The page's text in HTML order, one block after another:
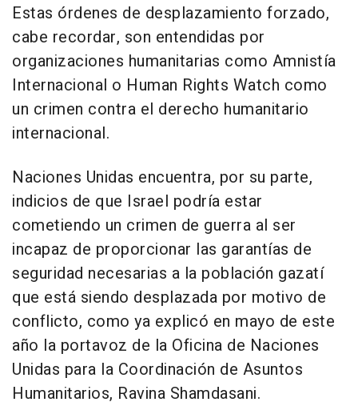
Estas órdenes de desplazamiento forzado,
cabe recordar, son entendidas por
organizaciones humanitarias como Amnistía
Internacional o Human Rights Watch como
un crimen contra el derecho humanitario
internacional.
Naciones Unidas encuentra, por su parte,
indicios de que Israel podría estar
cometiendo un crimen de guerra al ser
incapaz de proporcionar las garantías de
seguridad necesarias a la población gazatí
que está siendo desplazada por motivo de
conflicto, como ya explicó en mayo de este
año la portavoz de la Oficina de Naciones
Unidas para la Coordinación de Asuntos
Humanitarios, Ravina Shamdasani.